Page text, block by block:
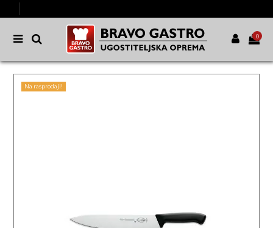
0
Na rasprodaji!